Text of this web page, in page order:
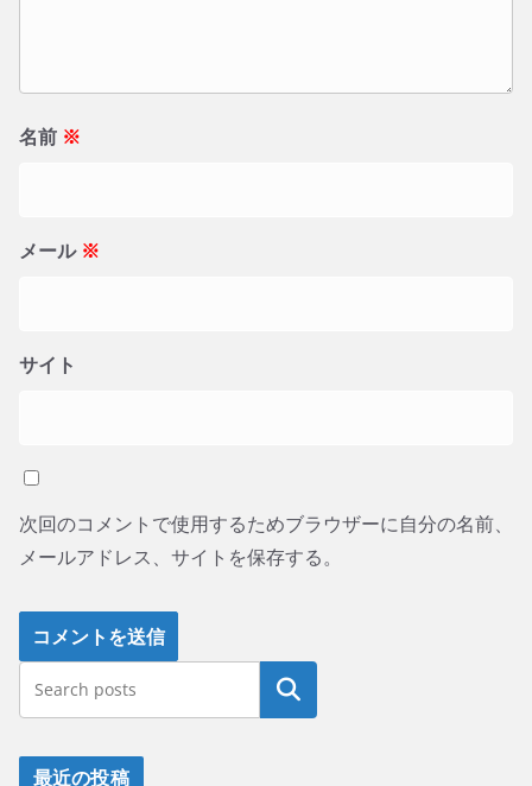
名前 ※
メール ※
サイト
次回のコメントで使用するためブラウザーに自分の名前、
メールアドレス、サイトを保存する。
最近の投稿